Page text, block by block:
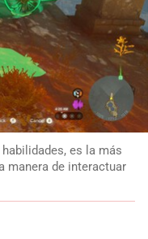
es la más
manera de interactuar